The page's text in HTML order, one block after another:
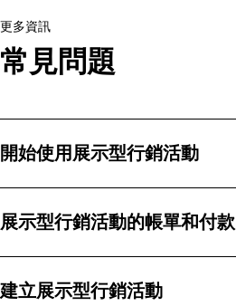
更多資訊
常見問題
開始使用展示型行銷活動
開始使用展示型行銷活動
展示型行銷活動的帳單和付款
展示型行銷活動的帳單和付款
建立展示型行銷活動
建立展示型行銷活動